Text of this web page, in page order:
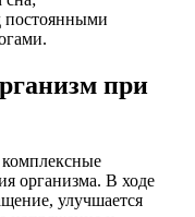
постоянными
при
организма. В ходе
улучшается